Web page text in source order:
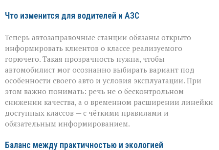
Что изменится для водителей и АЗС
Теперь автозаправочные станции обязаны открыто
информировать клиентов о классе реализуемого
горючего. Такая прозрачность нужна, чтобы
автомобилист мог осознанно выбирать вариант под
особенности своего авто и условия эксплуатации. При
этом важно понимать: речь не о бесконтрольном
снижении качества, а о временном расширении линейки
доступных классов — с чёткими правилами и
обязательным информированием.
Баланс между практичностью и экологией